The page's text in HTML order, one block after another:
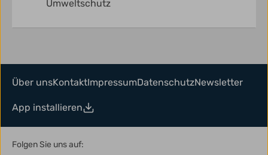
Umweltschutz
Über unsKontaktImpressumDatenschutzNewsletter
App installieren
Folgen Sie uns auf: